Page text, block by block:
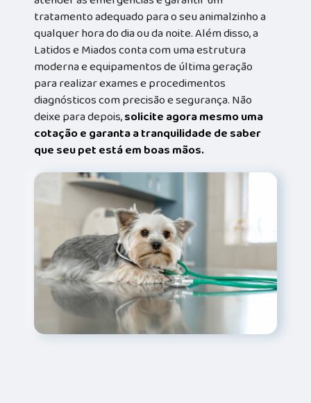
tratamento adequado para o seu animalzinho a
qualquer hora do dia ou da noite. Além disso, a
Latidos e Miados conta com uma estrutura
moderna e equipamentos de última geração
para realizar exames e procedimentos
diagnósticos com precisão e segurança. Não
deixe para depois,solicite agora mesmo uma
cotação e garanta a tranquilidade de saber
que seu pet está em boas mãos.